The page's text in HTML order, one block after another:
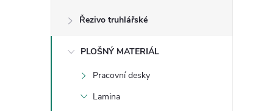
Řezivo truhlářské
PLOŠNÝ MATERIÁL
Pracovní desky
Lamina